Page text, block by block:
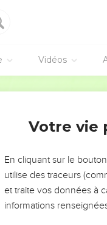
Vidéos
VOUS ÉVITER LES
leurs réussites, leur
les saisons difficiles qu'ils
Votre vie
En cliquant sur le
utilise des traceurs
et traite vos données à
informations